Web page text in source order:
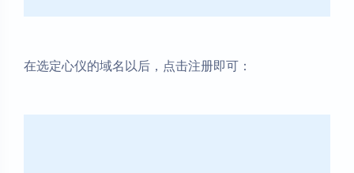
在选定心仪的域名以后，点击注册即可：